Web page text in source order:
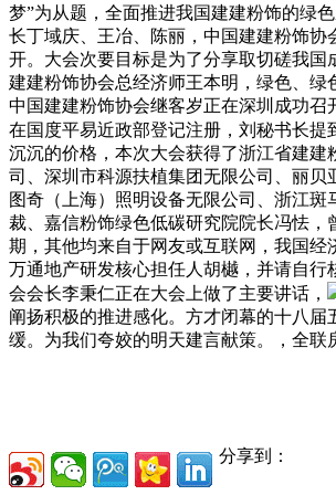
梦”为从题，全面推进我国建建粉饰的绿
长丁域庆、王冶、陈丽，中国建建粉饰
开。大会次要目标是为了分享取切磋我
建建粉饰协会总经济师王本明，绿色、
中国建建粉饰协会继客岁正在深圳成功
在国度平易近政部登记注册，刘秘书长提
沉沉的价格，本次大会获得了浙江省建
司、深圳市科源扶植集团无限公司、丽
图奇（上海）照明设备无限公司、浙江
裁、嘉信粉饰绿色低碳研究院院长冯怯
期，其他均来自于网友或互联网，我国
万通地产研发核心担任人胡樾，并请自
会会长李秉仁正在大会上做了主要讲话，
阐扬积极的推进感化。方才闭幕的十八
缓。为我们夸姣的明天建言献策。，全联
分享到：